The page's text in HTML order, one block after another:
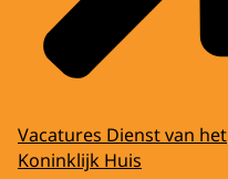
Vacatures Dienst van het
Koninklijk Huis